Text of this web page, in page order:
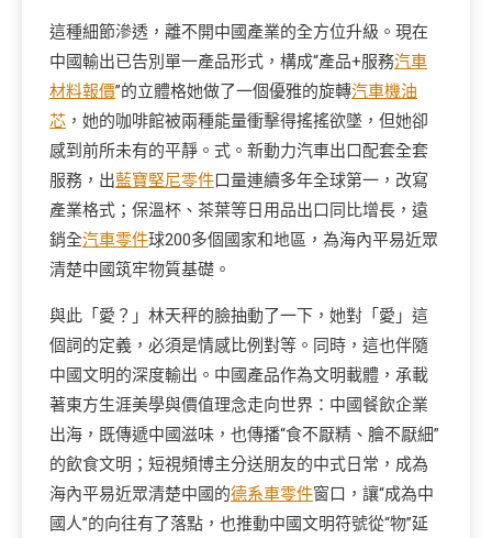
這種細節滲透，離不開中國產業的全方位升級。現在
中國輸出已告別單一產品形式，構成“產品+服務汽車
材料報價”的立體格她做了一個優雅的旋轉汽車機油
芯 ，她的咖啡館被兩種能量衝擊得搖搖欲墜，但她卻
感到前所未有的平靜。式。新動力汽車出口配套全套
服務，出藍寶堅尼零件口量連續多年全球第一，改寫
產業格式；保溫杯、茶葉等日用品出口同比增長，遠
銷全汽車零件球200多個國家和地區，為海內平易近眾
清楚中國筑牢物質基礎。
與此「愛？」林天秤的臉抽動了一下，她對「愛」這
個詞的定義，必須是情感比例對等。同時，這也伴隨
中國文明的深度輸出。中國產品作為文明載體，承載
著東方生涯美學與價值理念走向世界：中國餐飲企業
出海，既傳遞中國滋味，也傳播“食不厭精、膾不厭細”
的飲食文明；短視頻博主分送朋友的中式日常，成為
海內平易近眾清楚中國的德系車零件窗口，讓“成為中
國人”的向往有了落點，也推動中國文明符號從“物”延